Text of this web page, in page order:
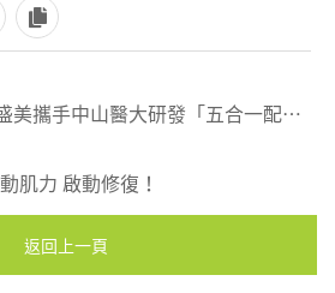
護眼不只有葉黃素｜盛美攜手中山醫大研發「五合一配方」，定義深層修護新標準
肌力 啟動修復！
返回上一頁